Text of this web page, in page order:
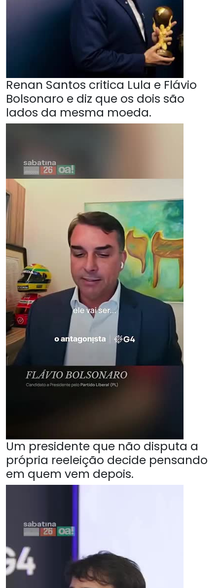
Renan Santos critica Lula e Flávio
Bolsonaro e diz que os dois são
lados da mesma moeda.
Um presidente que não disputa a
própria reeleição decide pensando
em quem vem depois.